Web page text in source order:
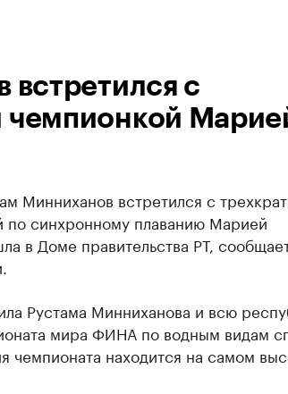
встретился с
чемпионкой
Минниханов встретился с
по синхронному плаванию Марией
в Доме правительства РТ,
Рустама Минниханова и всю
мира ФИНА по водным видам
чемпионата находится на самом